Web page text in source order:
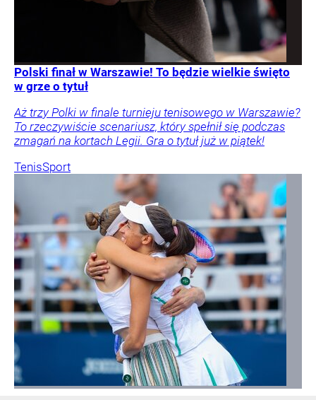
Polski finał w Warszawie! To będzie wielkie święto
w grze o tytuł
Aż trzy Polki w finale turnieju tenisowego w Warszawie?
To rzeczywiście scenariusz, który spełnił się podczas
zmagań na kortach Legii. Gra o tytuł już w piątek!
TenisSport